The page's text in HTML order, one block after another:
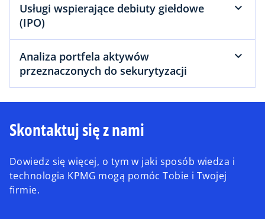
Usługi wspierające debiuty giełdowe
(IPO)
Analiza portfela aktywów
przeznaczonych do sekurytyzacji
Skontaktuj się z nami
Dowiedz się więcej, o tym w jaki sposób wiedza i
technologia KPMG mogą pomóc Tobie i Twojej
firmie.